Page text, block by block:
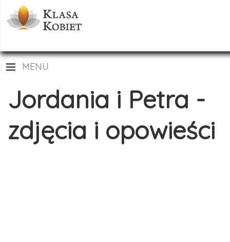
MENU
Jordania i Petra -
zdjęcia i opowieści